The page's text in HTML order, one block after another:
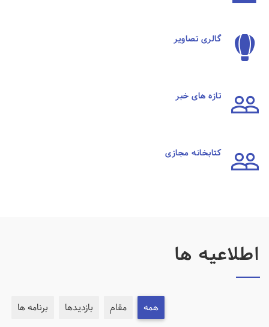
گالری تصاویر
تازه های خبر
کتابخانه مجازی
اطلاعیه ها
همه مقام بازدیدها برنامه ها